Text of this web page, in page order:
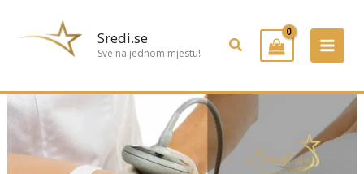
Sredi.se
Sve na jednom mjestu! Pretraživanje
💎
Kavitacija
–
neinvazivni